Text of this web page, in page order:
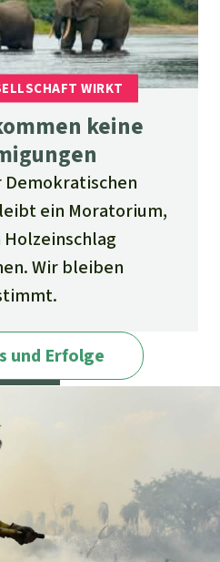
keine
Demokratischen
ein Moratorium,
Wir bleiben
und Erfolge